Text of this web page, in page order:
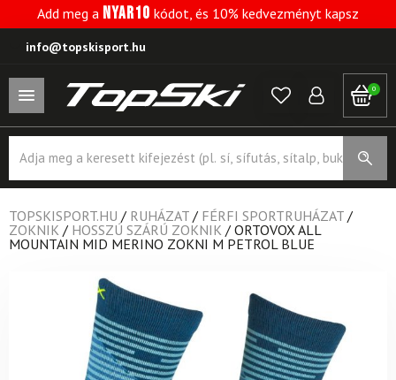
Add meg a NYAR10 kódot, és 10% kedvezményt kapsz
info@topskisport.hu
0
search
TOPSKISPORT.HU / RUHÁZAT / FÉRFI SPORTRUHÁZAT /
ZOKNIK / HOSSZÚ SZÁRÚ ZOKNIK / ORTOVOX ALL
MOUNTAIN MID MERINO ZOKNI M PETROL BLUE